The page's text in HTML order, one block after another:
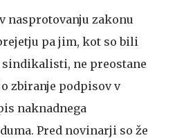
nasprotovanju zakonu
pa jim, kot so bili
ne preostane
zbiranje podpisov v
naknadnega
Pred novinarji so že